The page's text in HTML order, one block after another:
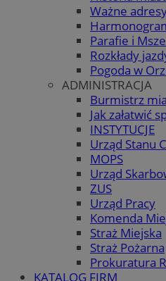
Ważne
Parafie i
Rozkłady
Pogoda w
ADMINISTRACJA
Burmistrz
Jak załatwić
INSTYTUCJE
Urząd Stanu
MOPS
Urząd
ZUS
Urząd Pracy
Komenda
Straż Miejska
Straż Pożarna
Prokuratura
KATALOG FIRM